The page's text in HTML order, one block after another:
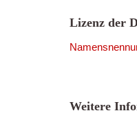
Lizenz der
Weitere